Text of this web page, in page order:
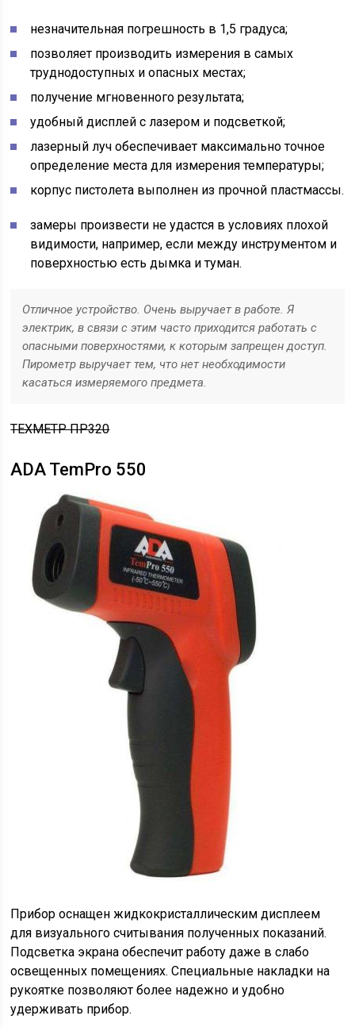
незначительная погрешность в 1,5 градуса;
позволяет производить измерения в самых
труднодоступных и опасных местах;
получение мгновенного результата;
удобный дисплей с лазером и подсветкой;
лазерный луч обеспечивает максимально точное
определение места для измерения температуры;
корпус пистолета выполнен из прочной пластмассы.
замеры произвести не удастся в условиях плохой
видимости, например, если между инструментом и
поверхностью есть дымка и туман.
Отличное устройство. Очень выручает в работе. Я
электрик, в связи с этим часто приходится работать с
опасными поверхностями, к которым запрещен доступ.
Пирометр выручает тем, что нет необходимости
касаться измеряемого предмета.
ТЕХМЕТР ПР320
ADA TemPro 550
Прибор оснащен жидкокристаллическим дисплеем
для визуального считывания полученных показаний.
Подсветка экрана обеспечит работу даже в слабо
освещенных помещениях. Специальные накладки на
рукоятке позволяют более надежно и удобно
удерживать прибор.